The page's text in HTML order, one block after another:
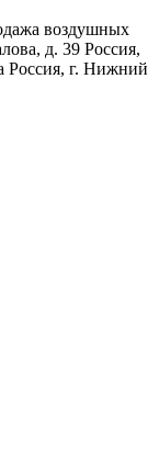
воздушных
д. 39 Россия,
Россия, г. Нижний